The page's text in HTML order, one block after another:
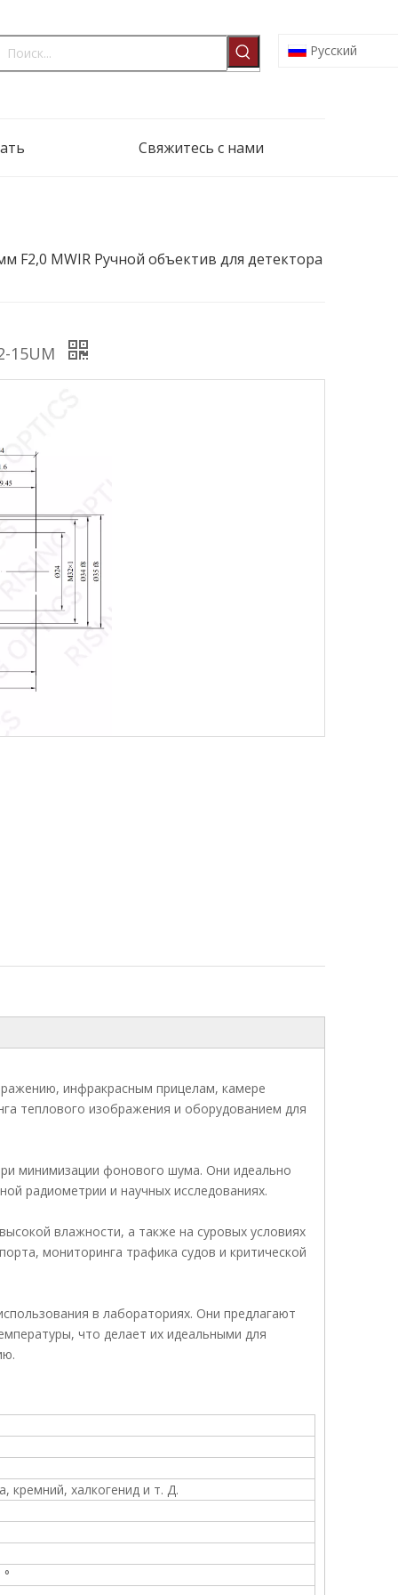
Pусский
Свяжитесь с нами
F2,0 MWIR Ручной объектив для детектора
15UM
инфракрасным прицелам, камере
теплового изображения и оборудованием для
минимизации фонового шума. Они идеально
радиометрии и научных исследованиях.
влажности, а также на суровых условиях
мониторинга трафика судов и критической
в лабораториях. Они предлагают
что делает их идеальными для
кремний, халкогенид и т. Д.